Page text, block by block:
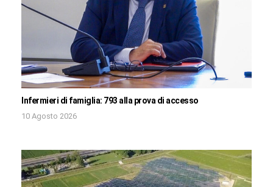
Infermieri di famiglia: 793 alla prova di accesso
10 Agosto 2026